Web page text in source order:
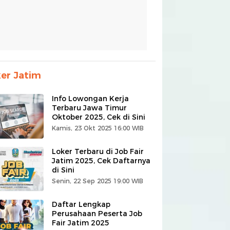
Jatim
Info Lowongan Kerja
Terbaru Jawa Timur
Oktober 2025, Cek di Sini
Kamis, 23 Okt 2025 16:00 WIB
Loker Terbaru di Job Fair
Jatim 2025, Cek Daftarnya
di Sini
Senin, 22 Sep 2025 19:00 WIB
Daftar Lengkap
Perusahaan Peserta Job
Fair Jatim 2025